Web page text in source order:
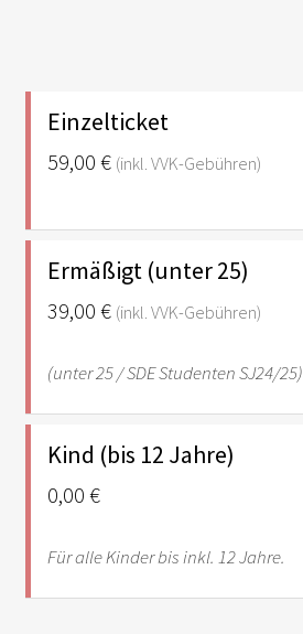
Einzelticket
59,00 € (inkl. VVK-Gebühren)
Ermäßigt (unter 25)
39,00 € (inkl. VVK-Gebühren)
(unter 25 / SDE Studenten SJ24/25)
Kind (bis 12 Jahre)
0,00 €
Für alle Kinder bis inkl. 12 Jahre.